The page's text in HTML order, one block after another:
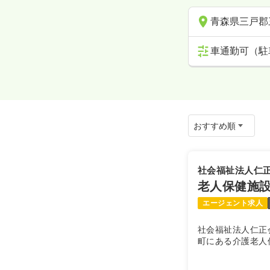
青森県三戸
車通勤可（
社会福祉法人仁
老人保健施
エージェント求人
社会福祉法人仁
町にある介護老